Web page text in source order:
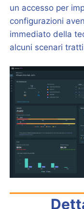
un accesso per
configurazioni
immediato della
alcuni scenari